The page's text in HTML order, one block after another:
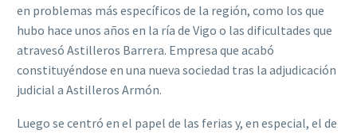
en problemas más específicos de la región, como los que
hubo hace unos años en la ría de Vigo o las dificultades que
atravesó Astilleros Barrera. Empresa que acabó
constituyéndose en una nueva sociedad tras la adjudicación
judicial a Astilleros Armón.
Luego se centró en el papel de las ferias y, en especial, el de